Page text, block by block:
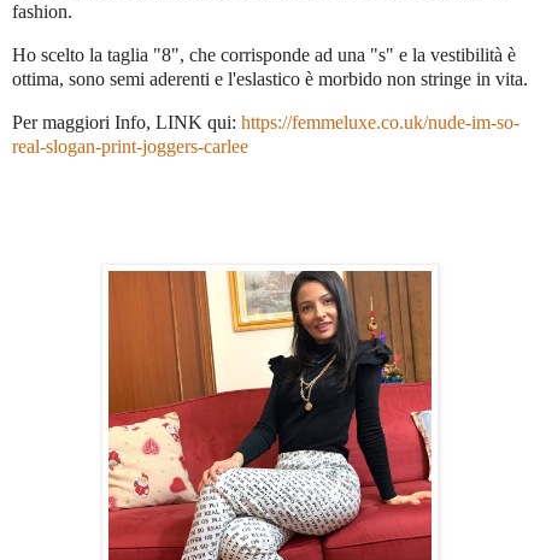
fashion.
Ho scelto la taglia "8", che corrisponde ad una "s" e la vestibilità è
ottima, sono semi aderenti e l'eslastico è morbido non stringe in vita.
Per maggiori Info, LINK qui: https://femmeluxe.co.uk/nude-im-so-
real-slogan-print-joggers-carlee